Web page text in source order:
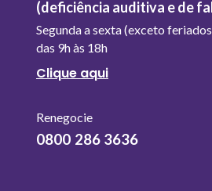
(deficiência auditiva e de
Segunda a sexta (exceto
das 9h às 18h
Clique aquiPágina
Libras
Renegocie
0800 286 3636